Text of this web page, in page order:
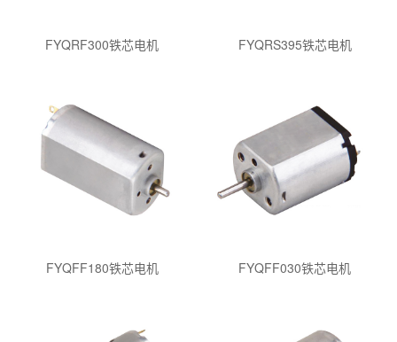
FYQRF300铁芯电机 FYQRS395铁芯电机
FYQFF180铁芯电机 FYQFF030铁芯电机